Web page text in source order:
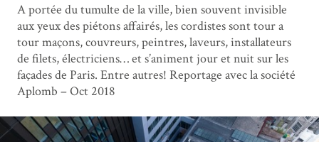
A portée du tumulte de la ville, bien souvent invisible
aux yeux des piétons affairés, les cordistes sont tour a
tour maçons, couvreurs, peintres, laveurs, installateurs
de filets, électriciens… et s’animent jour et nuit sur les
façades de Paris. Entre autres! Reportage avec la société
Aplomb – Oct 2018